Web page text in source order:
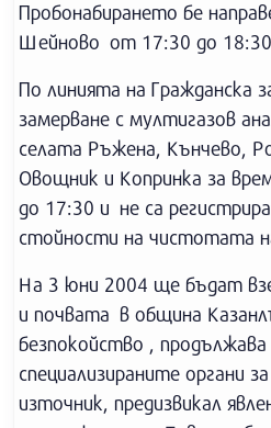
Пробонабирането бе
Шейново от 17:30 до
По линията на Гражданска
замерване с мултигазов
селата Ръжена, Кънчево,
Овощник и Копринка за
до 17:30 и не са
стойности на чистотата
На 3 юни 2004 ще бъдат
и почвата в община
безпокойство ,
специализираните органи
източник, предизвикал